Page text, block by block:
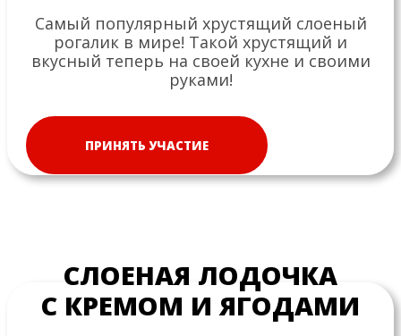
Самый популярный хрустящий слоеный
рогалик в мире! Такой хрустящий и
вкусный теперь на своей кухне и своими
руками!
ПРИНЯТЬ УЧАСТИЕ
СЛОЕНАЯ ЛОДОЧКА
С КРЕМОМ И ЯГОДАМИ